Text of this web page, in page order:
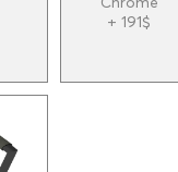
+ 191$